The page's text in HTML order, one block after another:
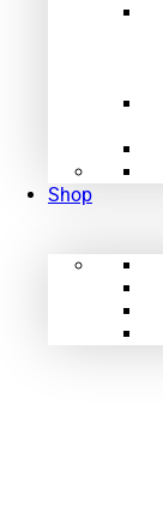
Shop